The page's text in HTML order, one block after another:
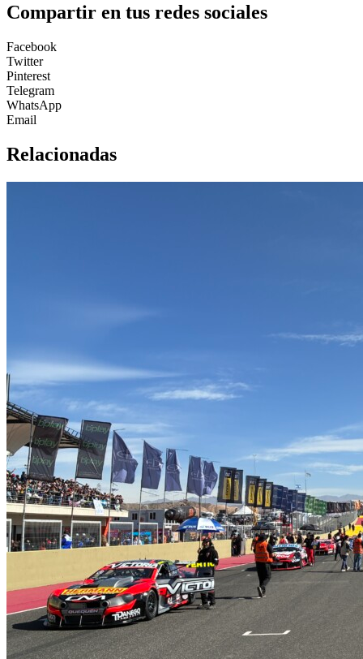
Compartir en tus redes sociales
Facebook
Twitter
Pinterest
Telegram
WhatsApp
Email
Relacionadas